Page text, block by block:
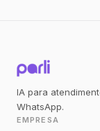
IA para
WhatsApp.
EMPRESA